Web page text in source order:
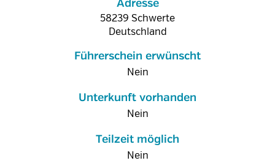
Adresse
58239 Schwerte
Deutschland
Führerschein erwünscht
Nein
Unterkunft vorhanden
Nein
Teilzeit möglich
Nein